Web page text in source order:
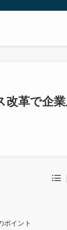
革で企業
ポイント